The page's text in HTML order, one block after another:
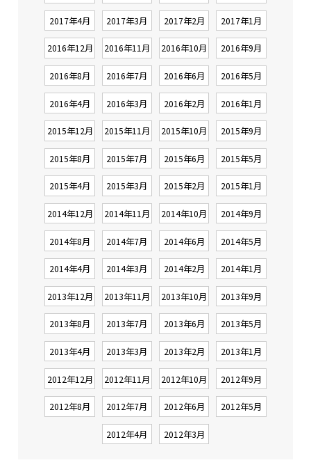
2017年4月 2017年3月 2017年2月 2017年1月
2016年12月 2016年11月 2016年10月 2016年9月
2016年8月 2016年7月 2016年6月 2016年5月
2016年4月 2016年3月 2016年2月 2016年1月
2015年12月 2015年11月 2015年10月 2015年9月
2015年8月 2015年7月 2015年6月 2015年5月
2015年4月 2015年3月 2015年2月 2015年1月
2014年12月 2014年11月 2014年10月 2014年9月
2014年8月 2014年7月 2014年6月 2014年5月
2014年4月 2014年3月 2014年2月 2014年1月
2013年12月 2013年11月 2013年10月 2013年9月
2013年8月 2013年7月 2013年6月 2013年5月
2013年4月 2013年3月 2013年2月 2013年1月
2012年12月 2012年11月 2012年10月 2012年9月
2012年8月 2012年7月 2012年6月 2012年5月
2012年4月 2012年3月